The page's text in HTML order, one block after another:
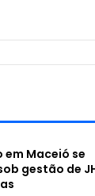
em Maceió se
gestão de